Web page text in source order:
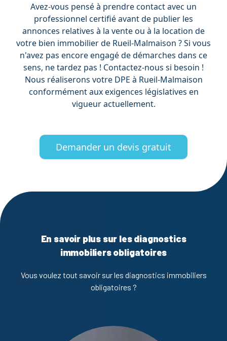
Avez-vous pensé à prendre contact avec un
professionnel certifié avant de publier les
annonces relatives à la vente ou à la location de
votre bien immobilier de Rueil-Malmaison ? Si vous
n'avez pas encore engagé de démarches dans ce
sens, ne tardez pas ! Contactez-nous si besoin !
Nous réaliserons votre DPE à Rueil-Malmaison
conformément aux exigences législatives en
vigueur actuellement.
Demander un devis gratuit
En savoir plus sur les diagnostics
immobiliers obligatoires
Vous voulez tout savoir sur les diagnostics immobiliers
obligatoires ?